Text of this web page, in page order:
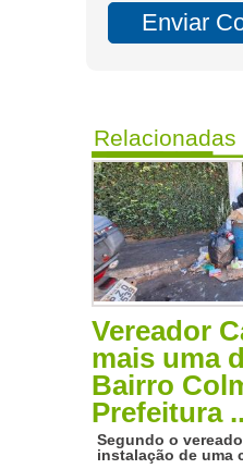
Relacionadas
Vereador
mais uma
Bairro
Prefeitura
Segundo o
instalação de uma